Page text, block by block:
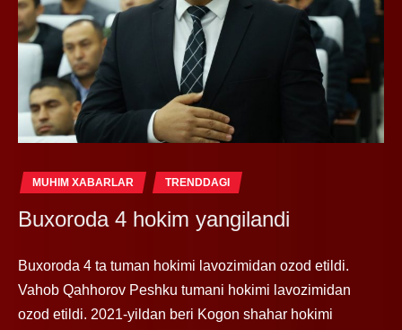
MUHIM XABARLAR TRENDDAGI
Buxoroda 4 hokim yangilandi
Buxoroda 4 ta tuman hokimi lavozimidan ozod etildi.
Vahob Qahhorov Peshku tumani hokimi lavozimidan
ozod etildi. 2021-yildan beri Kogon shahar hokimi